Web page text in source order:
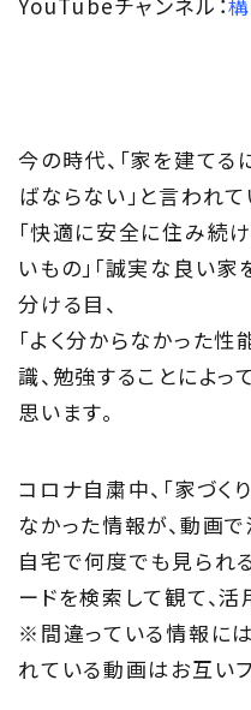
今の時代、「家を建て
ばならない」と言われて
「快適に安全に住み続
いもの」「誠実な良い
分ける目、
「よく分からなかった
識、勉強することによ
思います。
コロナ自粛中、「家づく
なかった情報が、動画
自宅で何度でも見られ
ードを検索して観て、
※間違っている情報に
れている動画はお互い